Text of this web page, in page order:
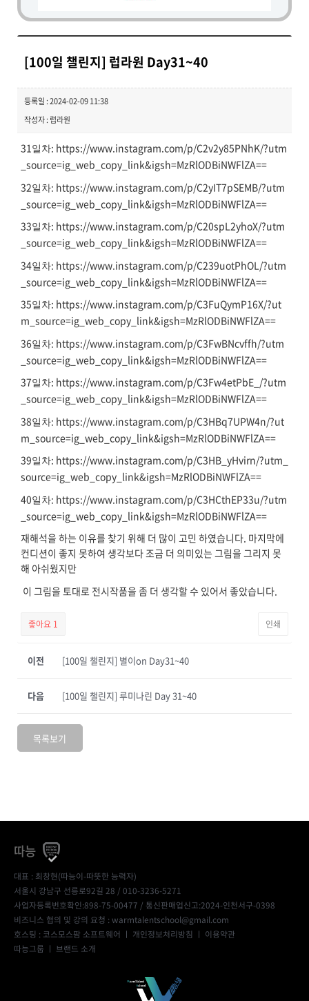
[100일 챌린지] 럽라원 Day31~40
등록일 : 2024-02-09 11:38
작성자 : 럽라원
31일차: https://www.instagram.com/p/C2v2y85PNhK/?utm
_source=ig_web_copy_link&igsh=MzRlODBiNWFlZA==
32일차: https://www.instagram.com/p/C2yIT7pSEMB/?utm
_source=ig_web_copy_link&igsh=MzRlODBiNWFlZA==
33일차: https://www.instagram.com/p/C20spL2yhoX/?utm
_source=ig_web_copy_link&igsh=MzRlODBiNWFlZA==
34일차: https://www.instagram.com/p/C239uotPhOL/?utm
_source=ig_web_copy_link&igsh=MzRlODBiNWFlZA==
35일차: https://www.instagram.com/p/C3FuQymP16X/?ut
m_source=ig_web_copy_link&igsh=MzRlODBiNWFlZA==
36일차: https://www.instagram.com/p/C3FwBNcvffh/?utm
_source=ig_web_copy_link&igsh=MzRlODBiNWFlZA==
37일차: https://www.instagram.com/p/C3Fw4etPbE_/?utm
_source=ig_web_copy_link&igsh=MzRlODBiNWFlZA==
38일차: https://www.instagram.com/p/C3HBq7UPW4n/?ut
m_source=ig_web_copy_link&igsh=MzRlODBiNWFlZA==
39일차: https://www.instagram.com/p/C3HB_yHvirn/?utm_
source=ig_web_copy_link&igsh=MzRlODBiNWFlZA==
40일차: https://www.instagram.com/p/C3HCthEP33u/?utm
_source=ig_web_copy_link&igsh=MzRlODBiNWFlZA==
재해석을 하는 이유를 찾기 위해 더 많이 고민 하였습니다. 마지막에
컨디션이 좋지 못하여 생각보다 조금 더 의미있는 그림을 그리지 못
해 아쉬웠지만
이 그림을 토대로 전시작품을 좀 더 생각할 수 있어서 좋았습니다.
좋아요 1 인쇄
이전 [100일 챌린지] 별이on Day31~40
[100일 챌린지] 루미나린 Day 31~40
다음
목록보기
따능
대표 : 최창현(따능이-따뜻한 능력자)
서울시 강남구 선릉로92길 28 / 010-3236-5271
사업자등록번호확인:898-75-00477 / 통신판매업신고:2024-인천서구-0398
비즈니스 협의 및 강의 요청 : warmtalentschool@gmail.com
호스팅 : 코스모스팜 소프트웨어 ㅣ 개인정보처리방침 ㅣ 이용약관
따능그룹 ㅣ 브랜드 소개